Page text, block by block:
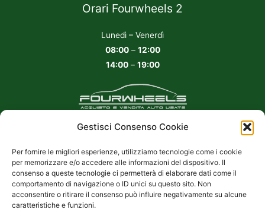
Gestisci Consenso Cookie
Per fornire le migliori esperienze, utilizziamo tecnologie come i cookie
per memorizzare e/o accedere alle informazioni del dispositivo. Il
consenso a queste tecnologie ci permetterà di elaborare dati come il
comportamento di navigazione o ID unici su questo sito. Non
acconsentire o ritirare il consenso può influire negativamente su alcune
caratteristiche e funzioni.
Orari Fourwheels 2
Lunedì – Venerdì
08:00– 12:00
14:00– 19:00
Cookie Policy UE Privacy Policy
Fourwheels srl
Viale Santuario, 20 20831
Seregno (MB)
P.IVA 11660040962